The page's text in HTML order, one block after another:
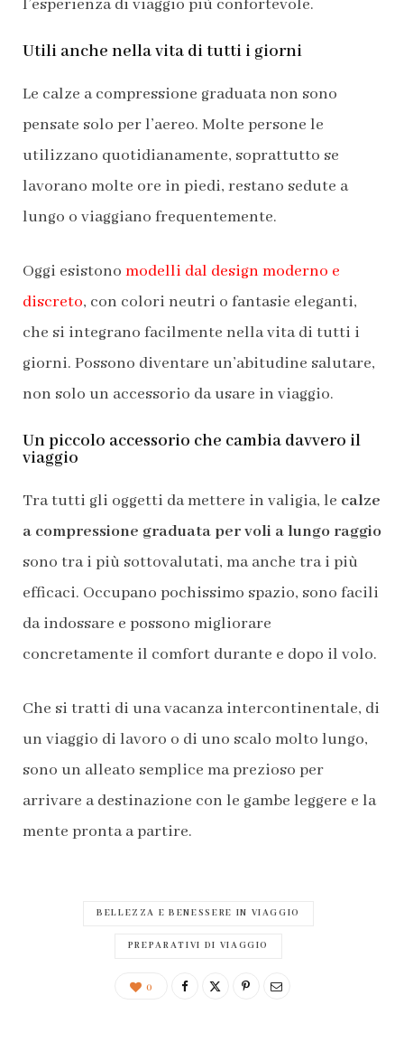
l’esperienza di viaggio più confortevole.
Utili anche nella vita di tutti i giorni
Le calze a compressione graduata non sono
pensate solo per l’aereo. Molte persone le
utilizzano quotidianamente, soprattutto se
lavorano molte ore in piedi, restano sedute a
lungo o viaggiano frequentemente.
Oggi esistono modelli dal design moderno e
discreto, con colori neutri o fantasie eleganti,
che si integrano facilmente nella vita di tutti i
giorni. Possono diventare un’abitudine salutare,
non solo un accessorio da usare in viaggio.
Un piccolo accessorio che cambia davvero il
viaggio
Tra tutti gli oggetti da mettere in valigia, le calze
a compressione graduata per voli a lungo raggio
sono tra i più sottovalutati, ma anche tra i più
efficaci. Occupano pochissimo spazio, sono facili
da indossare e possono migliorare
concretamente il comfort durante e dopo il volo.
Che si tratti di una vacanza intercontinentale, di
un viaggio di lavoro o di uno scalo molto lungo,
sono un alleato semplice ma prezioso per
arrivare a destinazione con le gambe leggere e la
mente pronta a partire.
BELLEZZA E BENESSERE IN VIAGGIO
PREPARATIVI DI VIAGGIO
0